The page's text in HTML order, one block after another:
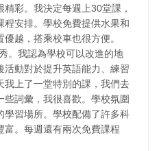
彩。我決定每週上30堂課，
安排。學校免費提供水果和
越，搭乘校車也很方便。
。我認為學校可以改進的地
動對於提升英語能力、練習
我上了一堂特別的課，我們去
詞彙，我很喜歡。學校氛圍
學習場所。學校配備了許多科
富。每週還有兩次免費課程